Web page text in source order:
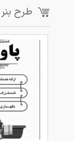
طرح بنر